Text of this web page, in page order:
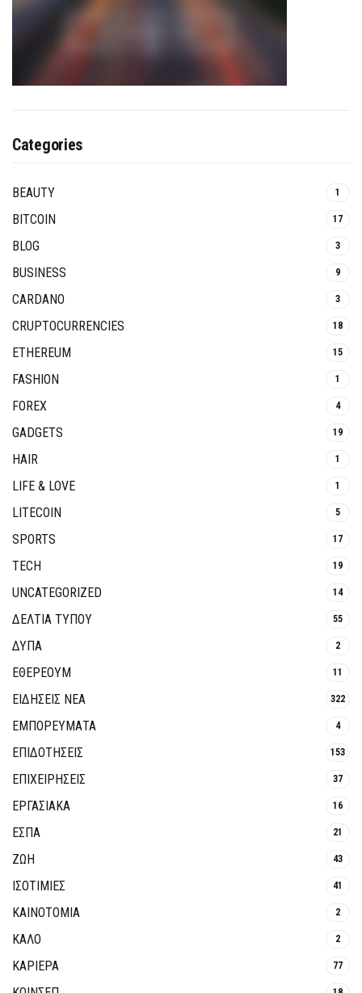
Categories
BEAUTY 1
BITCOIN 17
BLOG 3
BUSINESS 9
CARDANO 3
CRUPTOCURRENCIES 18
ETHEREUM 15
FASHION 1
FOREX 4
GADGETS 19
HAIR 1
LIFE & LOVE 1
LITECOIN 5
SPORTS 17
TECH 19
UNCATEGORIZED 14
ΔΕΛΤΙΑ ΤΥΠΟΥ 55
ΔΥΠΑ 2
ΕΘΈΡΕΟΥΜ 11
ΕΙΔΗΣΕΙΣ ΝΕΑ 322
ΕΜΠΟΡΕΥΜΑΤΑ 4
ΕΠΙΔΟΤΗΣΕΙΣ 153
ΕΠΙΧΕΙΡΗΣΕΙΣ 37
ΕΡΓΑΣΙΑΚΑ 16
ΕΣΠΑ 21
ΖΩΗ 43
ΙΣΟΤΙΜΙΕΣ 41
ΚΑΙΝΟΤΟΜΊΑ 2
ΚΑΛΟ 2
ΚΑΡΙΕΡΑ 77